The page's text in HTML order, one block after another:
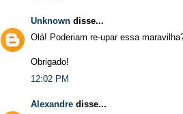
Unknown disse...
Olá! Poderiam re-upar essa
Obrigado!
12:02 PM
Alexandre disse...